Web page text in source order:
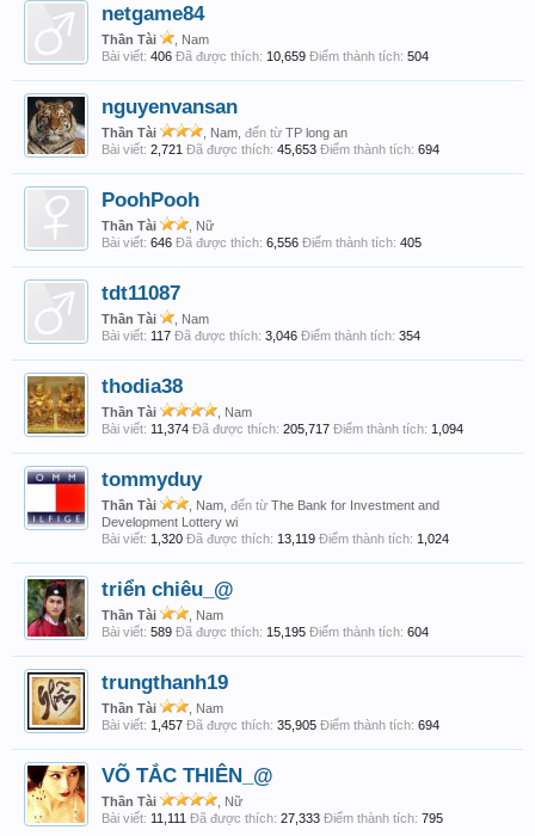
netgame84
Thần Tài
, Nam
Bài viết: 406 Đã được thích: 10,659 Điểm thành tích: 504
nguyenvansan
Thần Tài , Nam, đến từ TP long an
Bài viết: 2,721 Đã được thích: 45,653 Điểm thành tích: 694
PoohPooh
Thần Tài
, Nữ
Bài viết: 646 Đã được thích: 6,556 Điểm thành tích: 405
tdt11087
Thần Tài
, Nam
Bài viết: 117 Đã được thích: 3,046 Điểm thành tích: 354
thodia38
Thần Tài
, Nam
Bài viết: 11,374 Đã được thích: 205,717 Điểm thành tích: 1,094
tommyduy
Thần Tài , Nam, đến từ The Bank for Investment and
Development Lottery wi
Bài viết: 1,320 Đã được thích: 13,119 Điểm thành tích: 1,024
triển chiêu_@
Thần Tài
, Nam
Bài viết: 589 Đã được thích: 15,195 Điểm thành tích: 604
trungthanh19
Thần Tài
, Nam
Bài viết: 1,457 Đã được thích: 35,905 Điểm thành tích: 694
VÕ TẮC THIÊN_@
Thần Tài
, Nữ
Bài viết: 11,111 Đã được thích: 27,333 Điểm thành tích: 795